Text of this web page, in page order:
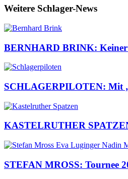
Weitere Schlager-News
BERNHARD BRINK: Keiner
SCHLAGERPILOTEN: Mit
KASTELRUTHER
STEFAN MROSS: Tournee